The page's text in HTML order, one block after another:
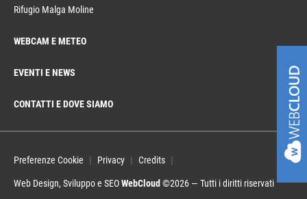
Rifugio Malga Moline
WEBCAM E METEO
EVENTI E NEWS
CONTATTI E DOVE SIAMO
Preferenze Cookie Privacy Credits
Web Design, Sviluppo e SEOWebCloud ©2026 — Tutti i diritti riservati